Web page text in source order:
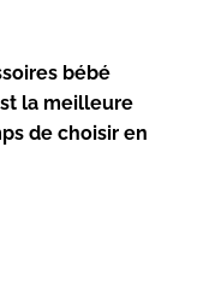
bébé
la meilleure
de choisir en